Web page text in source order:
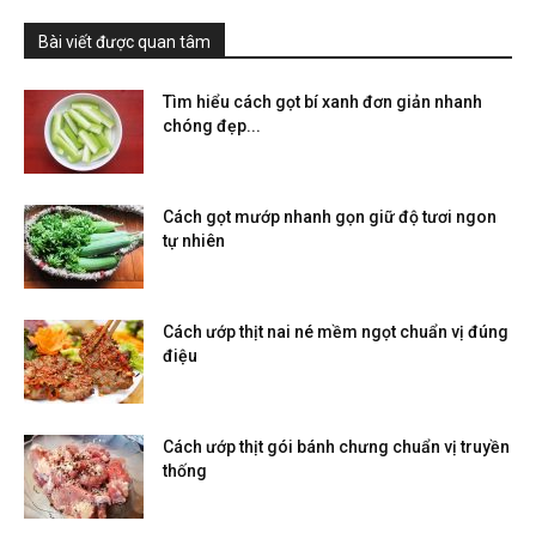
Bài viết được quan tâm
Tìm hiểu cách gọt bí xanh đơn giản nhanh
chóng đẹp...
Cách gọt mướp nhanh gọn giữ độ tươi ngon
tự nhiên
Cách ướp thịt nai né mềm ngọt chuẩn vị đúng
điệu
Cách ướp thịt gói bánh chưng chuẩn vị truyền
thống